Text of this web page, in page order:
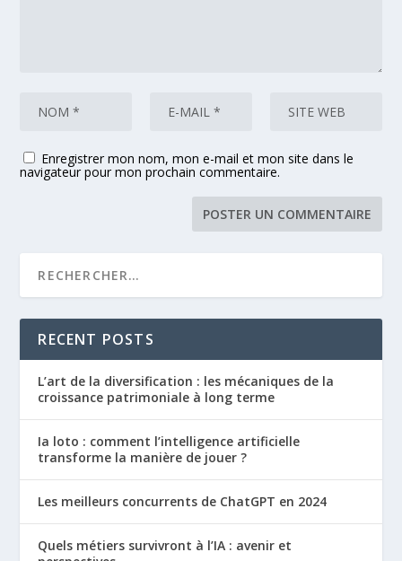
Enregistrer mon nom, mon e-mail et mon site dans le
navigateur pour mon prochain commentaire.
RECENT POSTS
L’art de la diversification : les mécaniques de la
croissance patrimoniale à long terme
Ia loto : comment l’intelligence artificielle
transforme la manière de jouer ?
Les meilleurs concurrents de ChatGPT en 2024
Quels métiers survivront à l’IA : avenir et